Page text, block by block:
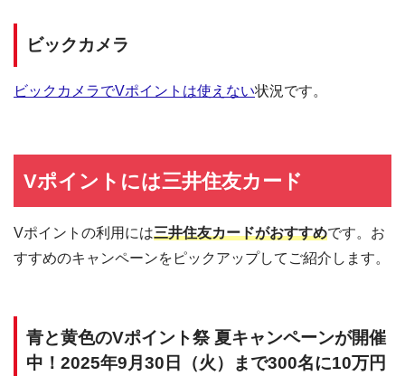
ビックカメラ
ビックカメラでVポイントは使えない状況です。
Vポイントには三井住友カード
Vポイントの利用には三井住友カードがおすすめです。お
すすめのキャンペーンをピックアップしてご紹介します。
青と黄色のVポイント祭 夏キャンペーンが開催
中！2025年9月30日（火）まで300名に10万円